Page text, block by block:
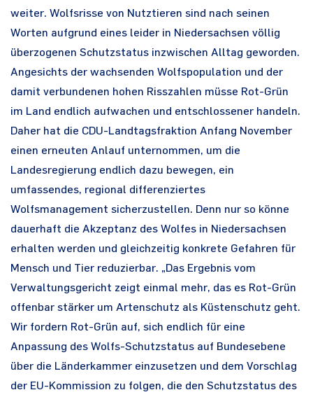
weiter. Wolfsrisse von Nutztieren sind nach seinen
Worten aufgrund eines leider in Niedersachsen völlig
überzogenen Schutzstatus inzwischen Alltag geworden.
Angesichts der wachsenden Wolfspopulation und der
damit verbundenen hohen Risszahlen müsse Rot-Grün
im Land endlich aufwachen und entschlossener handeln.
Daher hat die CDU-Landtagsfraktion Anfang November
einen erneuten Anlauf unternommen, um die
Landesregierung endlich dazu bewegen, ein
umfassendes, regional differenziertes
Wolfsmanagement sicherzustellen. Denn nur so könne
dauerhaft die Akzeptanz des Wolfes in Niedersachsen
erhalten werden und gleichzeitig konkrete Gefahren für
Mensch und Tier reduzierbar. „Das Ergebnis vom
Verwaltungsgericht zeigt einmal mehr, das es Rot-Grün
offenbar stärker um Artenschutz als Küstenschutz geht.
Wir fordern Rot-Grün auf, sich endlich für eine
Anpassung des Wolfs-Schutzstatus auf Bundesebene
über die Länderkammer einzusetzen und dem Vorschlag
der EU-Kommission zu folgen, die den Schutzstatus des